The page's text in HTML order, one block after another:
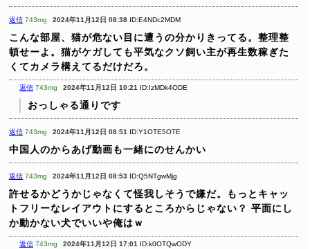
返信 743mg 2024年11月12日 08:38 ID:E4NDc2MDM
こんな部屋、猫が危ない目に遭うの分かりきってる。整理整
頓せーよ。猫がケガしても平気なクソ飼い主が再生数稼ぎた
くてカメラ構えてるだけだろ。
返信 743mg 2024年11月12日 10:21 ID:IzMDk4ODE
おっしゃる通りです
返信 743mg 2024年11月12日 08:51 ID:Y1OTE5OTE
中国人のからあげ動画も一緒にのせんかい
返信 743mg 2024年11月12日 08:53 ID:Q5NTgwMjg
許せるかどうかじゃなくて怪我しそうで嫌だ。もっとキャッ
トフリーなレイアウトにするところからじゃない？ 平面にし
か動かない犬でいいや俺はｗ
返信 743mg 2024年11月12日 17:01 ID:k0OTQwODY